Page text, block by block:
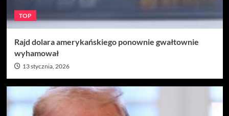
TOP
Rajd dolara amerykańskiego ponownie gwałtownie
wyhamował
13 stycznia, 2026